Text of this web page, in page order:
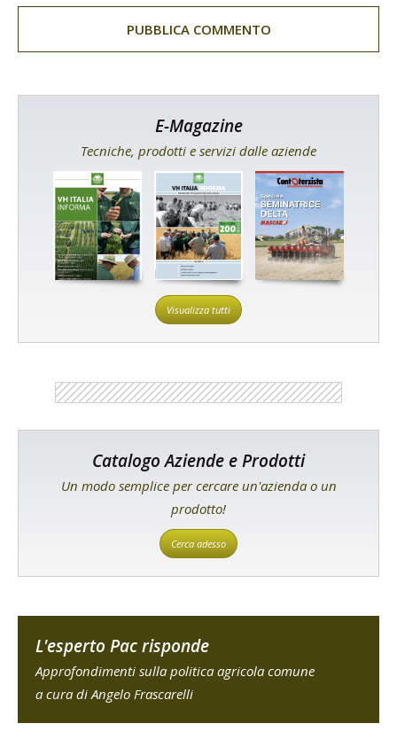
E-Magazine
Tecniche, prodotti e servizi dalle aziende
Visualizza tutti
Catalogo Aziende e Prodotti
Un modo semplice per cercare un'azienda o un
prodotto!
Cerca adesso
L'esperto Pac risponde
Approfondimenti sulla politica agricola comune
a cura di Angelo Frascarelli